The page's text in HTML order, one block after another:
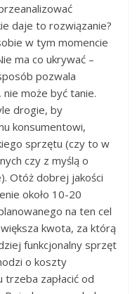
daje to rozwiązanie?
w tym momencie
ma co ukrywać –
pozwala
może być tanie.
drogie, by
konsumentowi,
sprzętu (czy to w
czy z myślą o
Otóż dobrej jakości
około 10-20
na ten cel
kwota, za którą
funkcjonalny sprzęt
o koszty
zapłacić od